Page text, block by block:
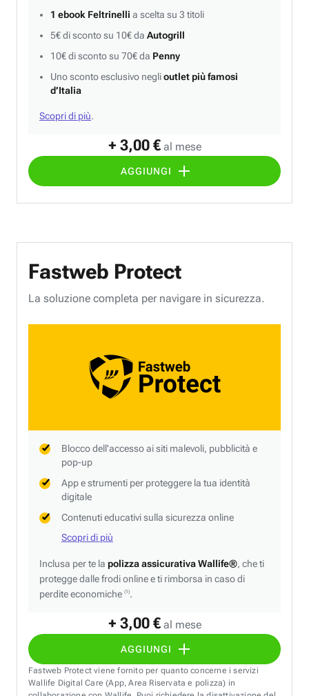
+ 3,00 € al mese
AGGIUNGI
1 ebook Feltrinelli a scelta su 3 titoli
5€ di sconto su 10€ da Autogrill
10€ di sconto su 70€ da Penny
Uno sconto esclusivo neglioutlet più famosi
d’Italia
Scopri di più.
Fastweb Protect
+ 3,00 € al mese
AGGIUNGI
La soluzione completa per navigare in sicurezza.
Blocco dell'accesso ai siti malevoli, pubblicità e
pop-up
App e strumenti per proteggere la tua identità
digitale
Contenuti educativi sulla sicurezza online
Scopri di più
Inclusa per te la polizza assicurativa Wallife®, che ti
protegge dalle frodi online e ti rimborsa in caso di
perdite economiche (1).
Fastweb Protect viene fornito per quanto concerne i servizi
Wallife Digital Care (App, Area Riservata e polizza) in